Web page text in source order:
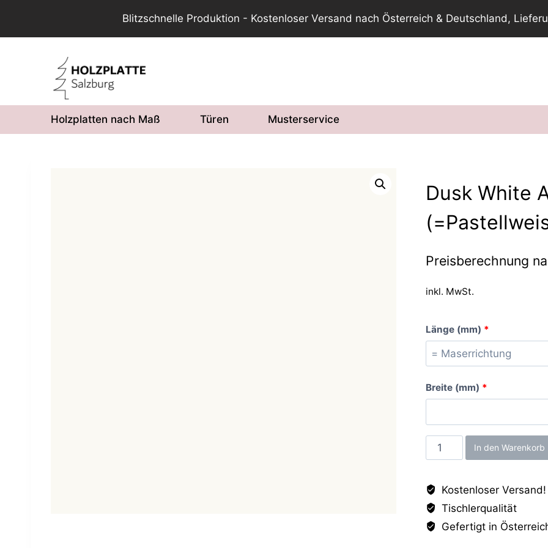
Blitzschnelle Produktion - Kostenloser Versand nach Österreich & Deutschland,
Holzplatten nach Maß Türen Musterservice
Dusk White
Preisberechnung
inkl. MwSt.
Länge (mm) *
Breite (mm) *
Dusk
White
Lack
AP
(=Pastellweiss
In den Warenkorb
Kostenloser Versand!
Tischlerqualität
Gefertigt in